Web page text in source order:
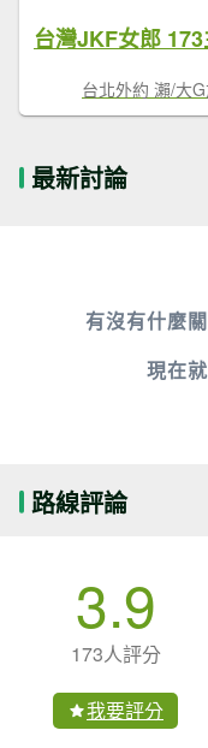
台北外約 瀨/大
最新討論
有沒有什麼
現在
路線評論
3.9
173人評分
我要評分